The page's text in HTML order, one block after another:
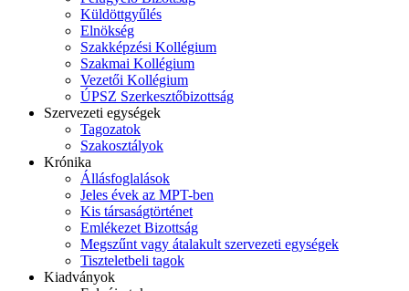
Küldöttgyűlés
Elnökség
Szakképzési Kollégium
Szakmai Kollégium
Vezetői Kollégium
ÚPSZ Szerkesztőbizottság
Szervezeti egységek
Tagozatok
Szakosztályok
Krónika
Állásfoglalások
Jeles évek az MPT-ben
Kis társaságtörténet
Emlékezet Bizottság
Megszűnt vagy átalakult szervezeti egységek
Tiszteletbeli tagok
Kiadványok